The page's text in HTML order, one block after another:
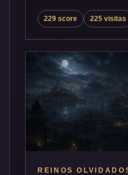
229 score 225 visitas
REINOS